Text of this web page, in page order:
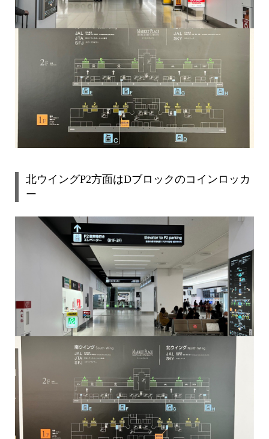
北ウイングP2方面はDブロックのコインロッカ
ー